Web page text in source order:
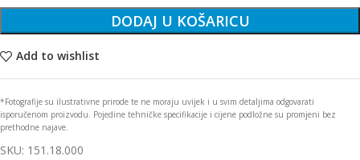
DODAJ U KOŠARICU
Add to wishlist
*Fotografije su ilustrativne prirode te ne moraju uvijek i u svim detaljima odgovarati
isporučenom proizvodu. Pojedine tehničke specifikacije i cijene podložne su promjeni bez
prethodne najave.
SKU: 151.18.000